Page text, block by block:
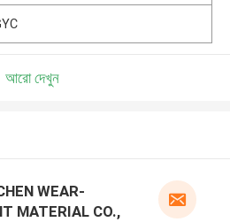
আরো দেখুন
WEAR-
MATERIAL CO.,